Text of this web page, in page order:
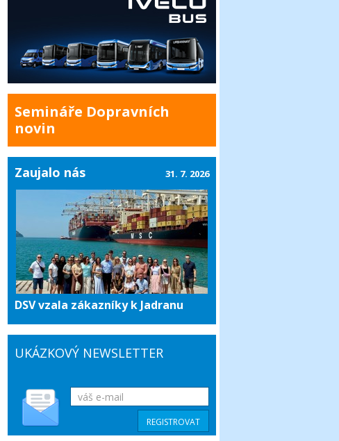
Semináře Dopravních
novin
Zaujalo nás
DSV vzala zákazníky k Jadranu
31. 7. 2026
UKÁZKOVÝ NEWSLETTER